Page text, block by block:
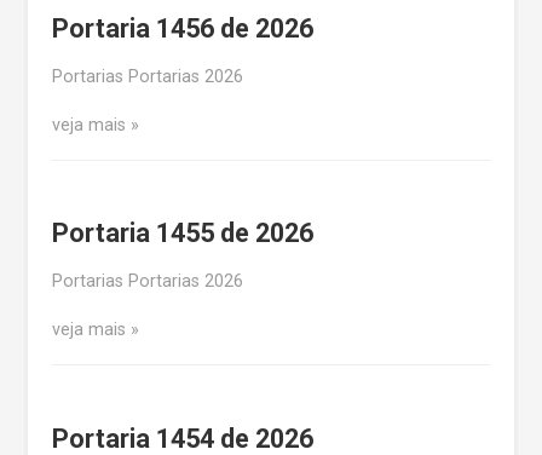
Portaria 1456 de 2026
Portarias Portarias 2026
veja mais
Portaria 1455 de 2026
Portarias Portarias 2026
veja mais
Portaria 1454 de 2026